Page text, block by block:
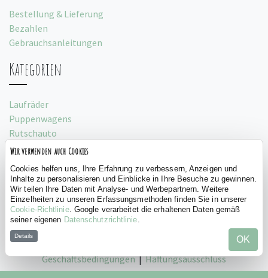
Bestellung & Lieferung
Bezahlen
Gebrauchsanleitungen
Kategorien
Laufräder
Puppenwagens
Rutschauto
Spielzelte
Social
©Bandits and Angels, 2026 |
Allgemeine
Geschäftsbedingungen|Haftungsausschluss
Wir verwenden auch Cookies
Cookies helfen uns, Ihre Erfahrung zu verbessern, Anzeigen und
Inhalte zu personalisieren und Einblicke in Ihre Besuche zu gewinnen.
Wir teilen Ihre Daten mit Analyse- und Werbepartnern. Weitere
Einzelheiten zu unseren Erfassungsmethoden finden Sie in unserer
Cookie-Richtlinie. Google verarbeitet die erhaltenen Daten gemäß
seiner eigenen Datenschutzrichtlinie
Details OK